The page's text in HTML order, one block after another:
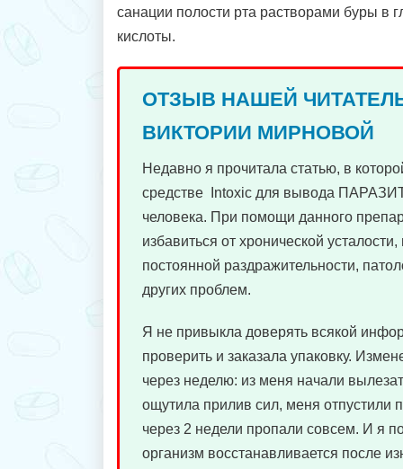
санации полости рта растворами буры в
кислоты.
ОТЗЫВ НАШЕЙ
ВИКТОРИИ МИРНОВОЙ
Недавно я прочитала статью, в
средстве Intoxic для вывода
человека. При помощи данного
избавиться от хронической
постоянной раздражительности,
других проблем.
Я не привыкла доверять всякой
проверить и заказала упаковку.
через неделю: из меня начали
ощутила прилив сил, меня отпустили
через 2 недели пропали совсем. И я
организм восстанавливается после